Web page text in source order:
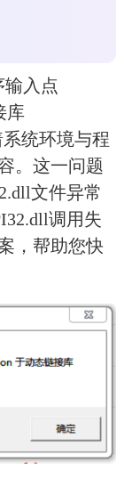
输入点
库
统环境与程
。这一问题
文件异常
调用失
，帮助您快